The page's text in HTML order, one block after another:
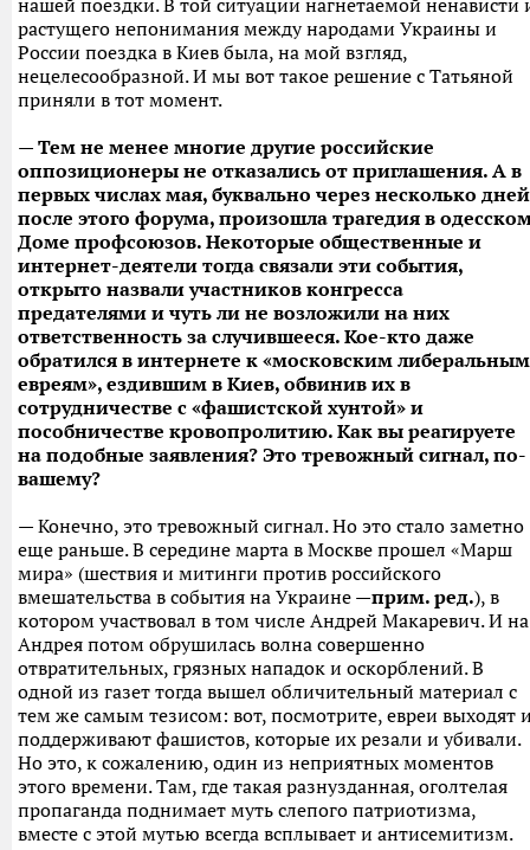
нашей поездки. В той ситуации нагнетаемой ненависти
растущего непонимания между народами Украины и
России поездка в Киев была, на мой взгляд,
нецелесообразной. И мы вот такое решение с Татьяной
приняли в тот момент.
— Тем не менее многие другие российские
оппозиционеры не отказались от приглашения. А в
первых числах мая, буквально через несколько дней
после этого форума, произошла трагедия в
Доме профсоюзов. Некоторые общественные и
интернет-деятели тогда связали эти события,
открыто назвали участников конгресса
предателями и чуть ли не возложили на них
ответственность за случившееся. Кое-кто даже
обратился в интернете к «московским либеральным
евреям», ездившим в Киев, обвинив их в
сотрудничестве с «фашистской хунтой» и
пособничестве кровопролитию. Как вы реагируете
на подобные заявления? Это тревожный сигнал, по-
вашему?
— Конечно, это тревожный сигнал. Но это стало заметно
еще раньше. В середине марта в Москве прошел «Марш
мира» (шествия и митинги против российского
вмешательства в события на Украине —прим. ред.), в
котором участвовал в том числе Андрей Макаревич. И на
Андрея потом обрушилась волна совершенно
отвратительных, грязных нападок и оскорблений. В
одной из газет тогда вышел обличительный материал с
тем же самым тезисом: вот, посмотрите, евреи выходят
поддерживают фашистов, которые их резали и убивали.
Но это, к сожалению, один из неприятных моментов
этого времени. Там, где такая разнузданная, оголтелая
пропаганда поднимает муть слепого патриотизма,
вместе с этой мутью всегда всплывает и антисемитизм.